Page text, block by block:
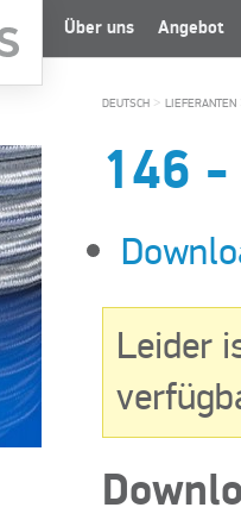
Über uns Angebot
DEUTSCH > LIEFERANTEN
146
Leider